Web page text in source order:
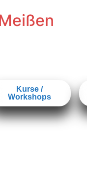
Kurse /
Workshops